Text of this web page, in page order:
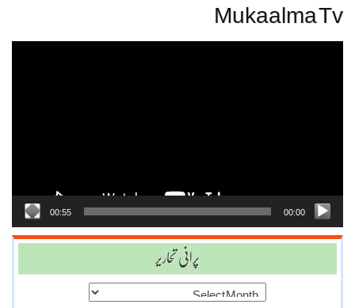
Mukaalma Tv
00:00
00:55
پرانی تحاریر